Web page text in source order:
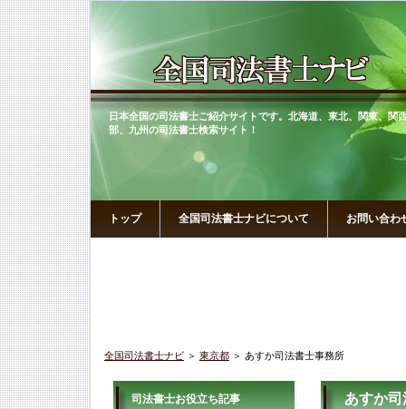
日本全国の司法書士ご紹介サイトです。北海道、東北、関東、関
部、九州の司法書士検索サイト！
トップ 全国司法書士ナビについて お問い合わ
全国司法書士ナビ ＞ 東京都 ＞ あすか司法書士事務所
あすか
司法書士お役立ち記事